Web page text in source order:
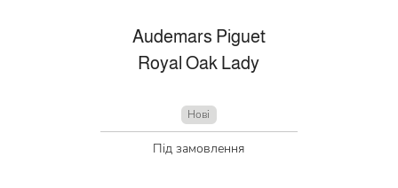
Audemars Piguet
Royal Oak Lady
Нові
Під замовлення